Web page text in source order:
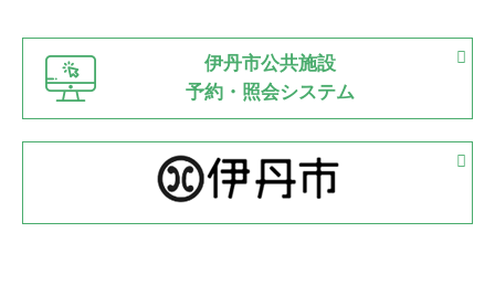
2022.06.12
県知事杯争奪バレーボール大会が開催
緑ケ丘体育館
2022.05.05
体育協会長杯 バドミントン競技の部
2022.05.22
伊丹市公共施設
予約・照会システム